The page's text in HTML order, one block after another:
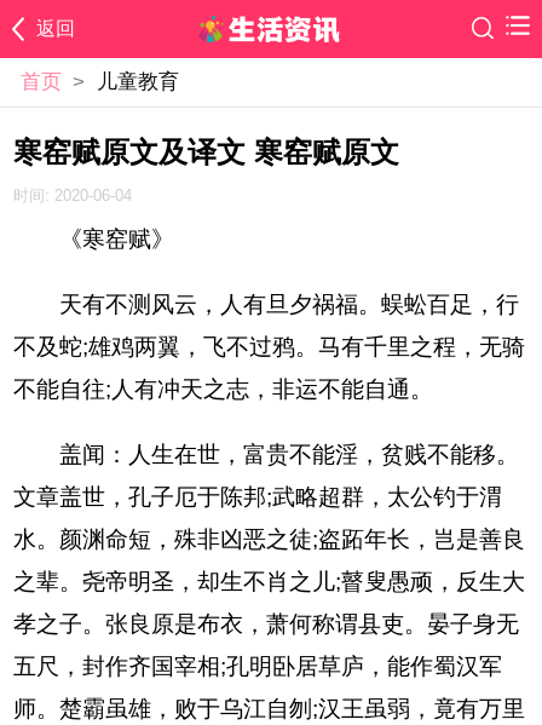
返回
首页 > 儿童教育
寒窑赋原文及译文 寒窑赋原文
时间: 2020-06-04
《寒窑赋》
天有不测风云，人有旦夕祸福。蜈蚣百足，行
不及蛇;雄鸡两翼，飞不过鸦。马有千里之程，无骑
不能自往;人有冲天之志，非运不能自通。
盖闻：人生在世，富贵不能淫，贫贱不能移。
文章盖世，孔子厄于陈邦;武略超群，太公钓于渭
水。颜渊命短，殊非凶恶之徒;盗跖年长，岂是善良
之辈。尧帝明圣，却生不肖之儿;瞽叟愚顽，反生大
孝之子。张良原是布衣，萧何称谓县吏。晏子身无
五尺，封作齐国宰相;孔明卧居草庐，能作蜀汉军
师。楚霸虽雄，败于乌江自刎;汉王虽弱，竟有万里